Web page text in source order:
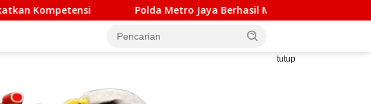
Polda Metro Jaya Berhasil Menggagalkan Sindikat Tembakau Sintetis
tutup